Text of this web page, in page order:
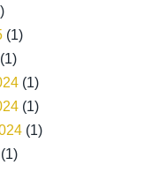
(1)
(1)
(1)
(1)
(1)
(1)